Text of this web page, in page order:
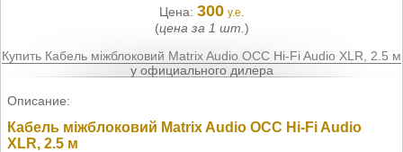
Цена: 300 у.е.
(цена за 1 шт. )
Купить Кабель міжблоковий Matrix Audio OCC Hi-Fi Audio XLR, 2.5 м
у официального дилера
Описание:
Кабель міжблоковий Matrix Audio OCC Hi-Fi Audio
XLR, 2.5 м